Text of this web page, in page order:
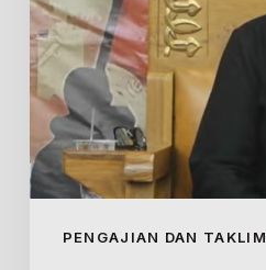
PENGAJIAN DAN TAKLIM
Baraqbah
Mengajak
Jemaah
Meneladani
Imam
Husain
as